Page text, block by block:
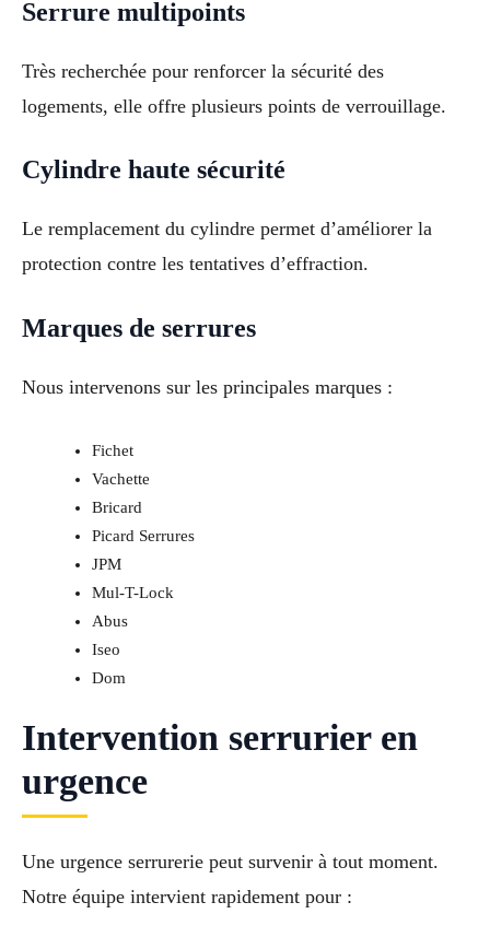
Serrure multipoints
Très recherchée pour renforcer la sécurité des
logements, elle offre plusieurs points de verrouillage.
Cylindre haute sécurité
Le remplacement du cylindre permet d’améliorer la
protection contre les tentatives d’effraction.
Marques de serrures
Nous intervenons sur les principales marques :
Fichet
Vachette
Bricard
Picard Serrures
JPM
Mul-T-Lock
Abus
Iseo
Dom
Intervention serrurier en
urgence
Une urgence serrurerie peut survenir à tout moment.
Notre équipe intervient rapidement pour :